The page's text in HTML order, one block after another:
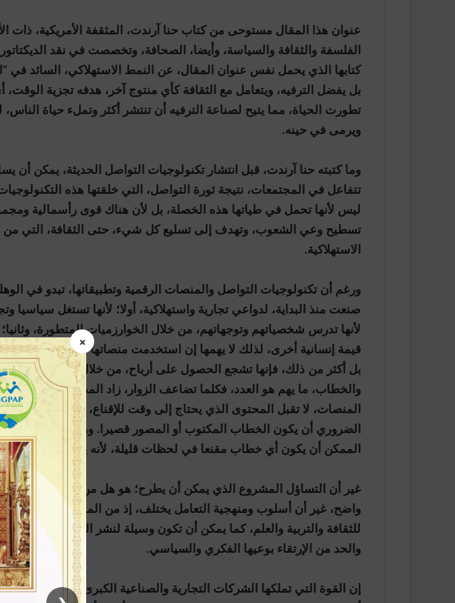
عنوان هذا المقال مستوحى من كتاب حنا آرندت، المثقفة الأمريكية، ذات
الفلسفة والثقافة والسياسة، وأيضا، الصحافة، وتخصصت في نقد
كتابها الذي يحمل نفس عنوان المقال، عن النمط الاستهلاكي، السائد في
بل يفضل الترفيه، ويتعامل مع الثقافة كأي منتوج آخر، هدفه تجزية
تطورت الحياة، مما يتيح لصناعة الترفيه أن تنتشر أكثر وتملء حياة
ويرمى في حينه.
وما كتبته حنا آرندت، قبل انتشار تكنولوجيات التواصل الحديثة، يمكن أن
تتفاعل في المجتمعات، نتيجة ثورة التواصل، التي خلقتها هذه
ليس لأنها تحمل في طياتها هذه الخصلة، بل لأن هناك قوى رأسمالية
تسطيح وعي الشعوب، وتهدف إلى تسليع كل شيء، حتى الثقافة، التي من
الاستهلاكية.
ورغم أن تكنولوجيات التواصل والمنصات الرقمية وتطبيقاتها، تبدو في الوهلة
صنعت منذ البداية، لدواعي تجارية واستهلاكية، أولا؛ لأنها تستغل سياسيا
لأنها تدرس شخصياتهم وتوجهاتهم، من خلال الخوارزميات المتطورة،
قيمة إنسانية أخرى، لذلك لا يهمها إن استخدمت منصاتها بأبشع الطرق
بل أكثر من ذلك، فإنها تشجع الحصول على أرباح، من خلال الزيادة في عدد
والخطاب، ما يهم هو العدد، فكلما تضاعف الزوار، زاد المدخول. لذلك نجد
المنصات، لا تقبل المحتوى الذي يحتاج إلى وقت للإقناع، بل حتى يتم
الضروري أن يكون الخطاب المكتوب أو المصور قصيرا. وهو ما ينتقده
الممكن أن يكون أي خطاب مقنعا في لحظات قليلة، لأنه يحتاج إلى شرح
غير أن التساؤل المشروع الذي يمكن أن يطرح؛ هو هل من الواقعي عدم
واضح، غير أن أسلوب ومنهجية التعامل يختلف، إذ من الممكن أن تكون هذه
للثقافة والتربية والعلم، كما يمكن أن تكون وسيلة لنشر التفاهة،
والحد من الإرتقاء بوعيها الفكري والسياسي.
إن القوة التي تملكها الشركات التجارية والصناعية الكبرى والأنظمة
×